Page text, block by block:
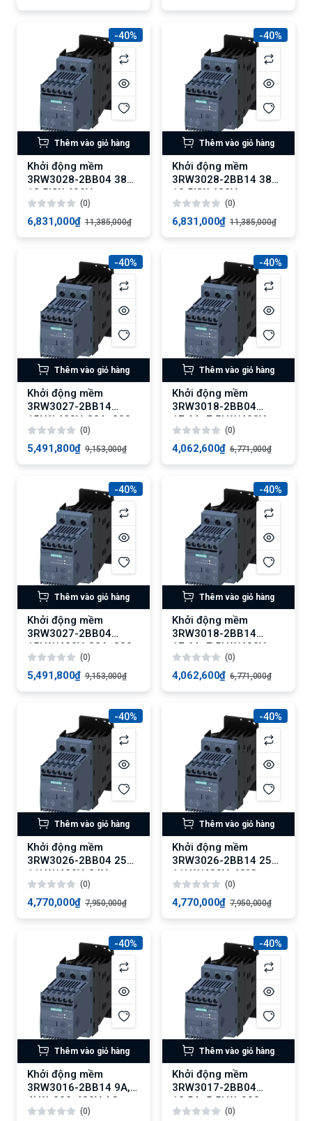
-40%
Thêm vào giỏ hàng
Khởi động mềm
3RW3028-2BB04 38A
18.5KW 400V
(0)
6,831,000₫ 11,385,000₫
-40%
Thêm vào giỏ hàng
Khởi động mềm
3RW3028-2BB14 38A
18.5KW 400V
(0)
6,831,000₫ 11,385,000₫
-40%
Thêm vào giỏ hàng
Khởi động mềm
3RW3027-2BB14
15kW 400V, 32A, 200-
480V AC
(0)
5,491,800₫ 9,153,000₫
-40%
Thêm vào giỏ hàng
Khởi động mềm
3RW3018-2BB04
17.6A, 7.5kW/400V,
24V AC/DC(0)
4,062,600₫ 6,771,000₫
-40%
Thêm vào giỏ hàng
Khởi động mềm
3RW3027-2BB04
15kW/400V, 32A, 200-
480V AC
(0)
5,491,800₫ 9,153,000₫
-40%
Thêm vào giỏ hàng
Khởi động mềm
3RW3018-2BB14
17.6A, 7.5kW/400V,
40°C
(0)
4,062,600₫ 6,771,000₫
-40%
Thêm vào giỏ hàng
Khởi động mềm
3RW3026-2BB04 25A,
11kW/400V, 24V
AC/DC
(0)
4,770,000₫ 7,950,000₫
-40%
Thêm vào giỏ hàng
Khởi động mềm
3RW3026-2BB14 25A,
11kW/400V, 40°C
(0)
4,770,000₫ 7,950,000₫
-40%
Thêm vào giỏ hàng
Khởi động mềm
3RW3016-2BB14 9A,
4kW, 200-480V AC,
110-230V AC/DC
(0)
-40%
Thêm vào giỏ hàng
Khởi động mềm
3RW3017-2BB04
12.5A, 5.5kW, 200-
480V AC
(0)